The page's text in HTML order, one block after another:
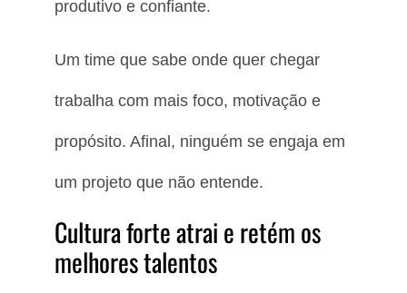
produtivo e confiante.
Um time que sabe onde quer chegar
trabalha com mais foco, motivação e
propósito. Afinal, ninguém se engaja em
um projeto que não entende.
Cultura forte atrai e retém os
melhores talentos